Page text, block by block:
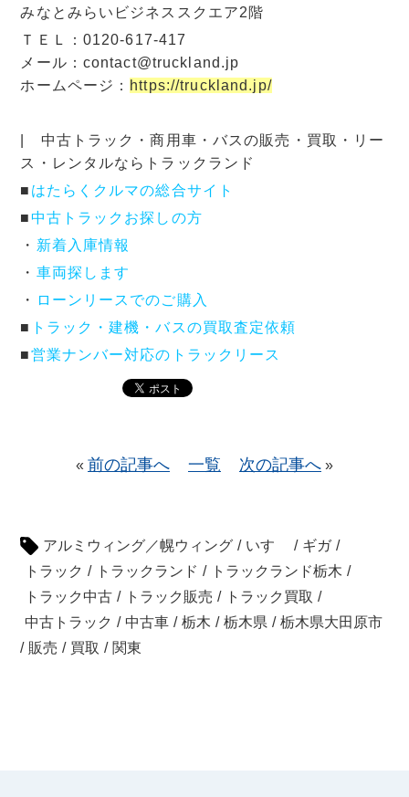
みなとみらいビジネススクエア2階
ＴＥＬ：0120-617-417
メール：contact@truckland.jp
ホームページ： https://truckland.jp/
| 中古トラック・商用車・バスの販売・買取・リー
ス・レンタルならトラックランド
■ はたらくクルマの総合サイト
■中古トラックお探しの方
・ 新着入庫情報
・ 車両探します
・
ローンリースでのご購入
■ トラック・建機・バスの買取査定依頼
■営業ナンバー対応のトラックリース
« 前の記事へ 一覧 次の記事へ »
アルミウィング／幌ウィング / いすゞ / ギガ /
トラック / トラックランド / トラックランド栃木 /
トラック中古 / トラック販売 / トラック買取 /
中古トラック / 中古車 / 栃木 / 栃木県 / 栃木県大田原市
/ 販売 / 買取 / 関東